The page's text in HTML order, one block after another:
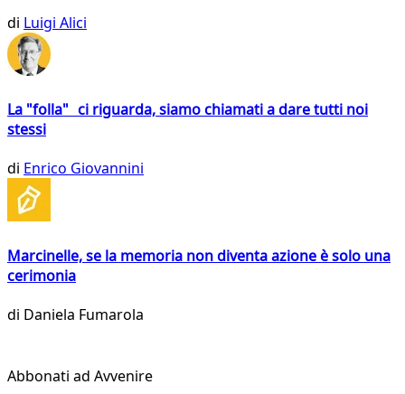
di Luigi Alici
La "folla" ci riguarda, siamo chiamati a dare tutti noi
stessi
di Enrico Giovannini
Marcinelle, se la memoria non diventa azione è solo una
cerimonia
di Daniela Fumarola
Abbonati ad Avvenire